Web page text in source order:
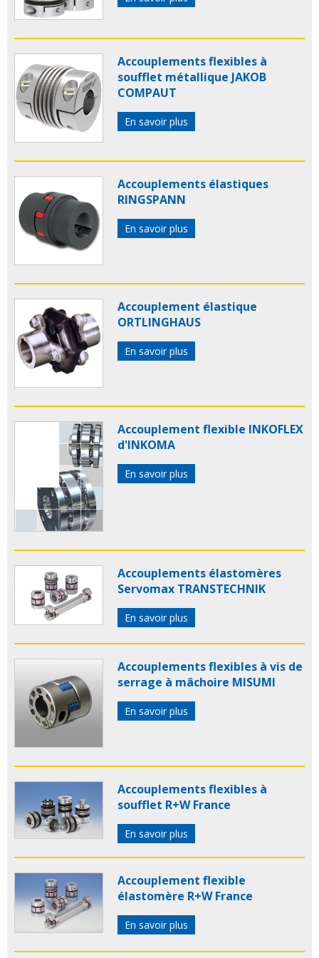
Accouplements flexibles à
soufflet métallique JAKOB
COMPAUT
En savoir plus
Accouplements élastiques
RINGSPANN
En savoir plus
Accouplement élastique
ORTLINGHAUS
En savoir plus
Accouplement flexible INKOFLEX
d'INKOMA
En savoir plus
Accouplements élastomères
Servomax TRANSTECHNIK
En savoir plus
Accouplements flexibles à vis de
serrage à mâchoire MISUMI
En savoir plus
Accouplements flexibles à
soufflet R+W France
En savoir plus
Accouplement flexible
élastomère R+W France
En savoir plus